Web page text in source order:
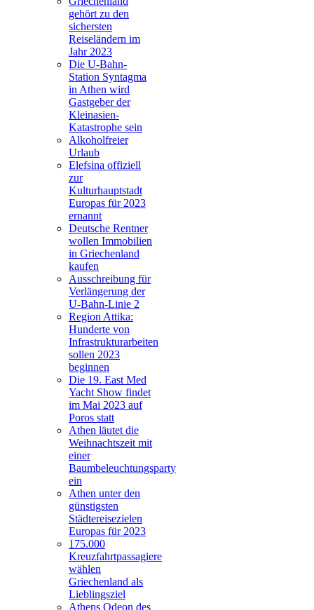
gehört zu den
sichersten
Reiseländern im
Jahr 2023
Die U-Bahn-
Station Syntagma
in Athen wird
Gastgeber der
Kleinasien-
Katastrophe sein
Alkoholfreier
Urlaub
Elefsina offiziell
zur
Kulturhauptstadt
Europas für 2023
ernannt
Deutsche Rentner
wollen Immobilien
in Griechenland
kaufen
Ausschreibung für
Verlängerung der
U-Bahn-Linie 2
Region Attika:
Hunderte von
Infrastrukturarbeiten
sollen 2023
beginnen
Die 19. East Med
Yacht Show findet
im Mai 2023 auf
Poros statt
Athen läutet die
Weihnachtszeit mit
einer
Baumbeleuchtungsparty
ein
Athen unter den
günstigsten
Städtereisezielen
Europas für 2023
175.000
Kreuzfahrtpassagiere
wählen
Griechenland als
Lieblingsziel
Athens Odeon des